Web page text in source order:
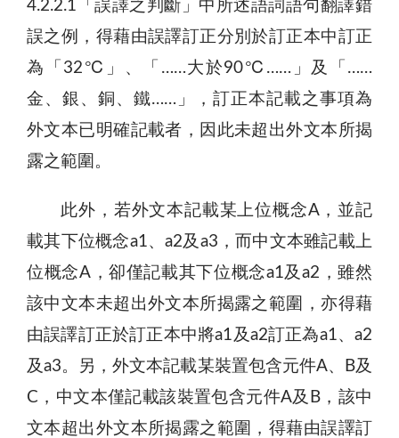
4.2.2.1「誤譯之判斷」中所述語詞語句翻譯錯
誤之例，得藉由誤譯訂正分別於訂正本中訂正
為「32℃」、「……大於90℃……」及「……
金、銀、銅、鐵……」，訂正本記載之事項為
外文本已明確記載者，因此未超出外文本所揭
露之範圍。
此外，若外文本記載某上位概念A，並記
載其下位概念a1、a2及a3，而中文本雖記載上
位概念A，卻僅記載其下位概念a1及a2，雖然
該中文本未超出外文本所揭露之範圍，亦得藉
由誤譯訂正於訂正本中將a1及a2訂正為a1、a2
及a3。另，外文本記載某裝置包含元件A、B及
C，中文本僅記載該裝置包含元件A及B，該中
文本超出外文本所揭露之範圍，得藉由誤譯訂